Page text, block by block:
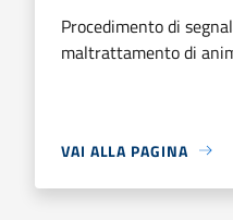
Procedimento di
maltrattamento di
VAI ALLA PAGINA